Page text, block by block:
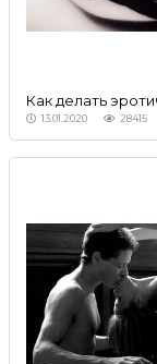
Как делать
13.01.2020 28415